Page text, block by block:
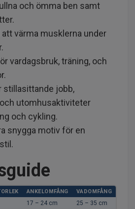
och ömma ben samt
värma musklerna under
vardagsbruk, träning, och
stillasittande jobb,
utomhusaktiviteter
och cykling.
snygga motiv för en
ANKELOMFÅNG VADOMFÅNG
17 – 24 cm
25 – 35 cm